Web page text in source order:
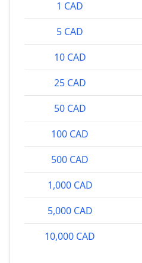
1 CAD
5 CAD
10 CAD
25 CAD
50 CAD
100 CAD
500 CAD
1,000 CAD
5,000 CAD
10,000 CAD